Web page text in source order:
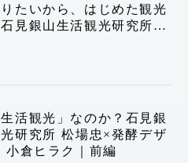
たいから、はじめた観光
見銀山生活観光研究所
活観光」なのか？石見銀
研究所 松場忠×発酵デザ
小倉ヒラク｜前編
合わせ